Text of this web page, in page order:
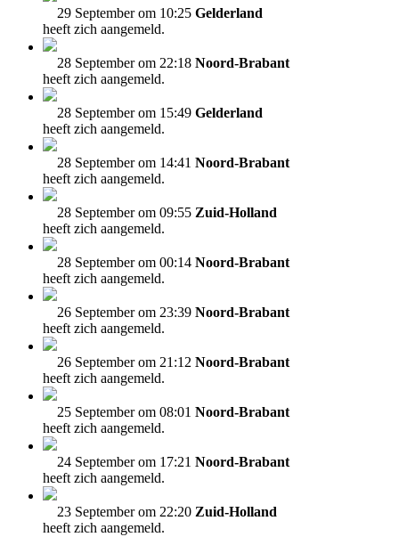
29 September om 10:25 Gelderland
heeft zich aangemeld.
28 September om 22:18 Noord-Brabant
heeft zich aangemeld.
28 September om 15:49 Gelderland
heeft zich aangemeld.
28 September om 14:41 Noord-Brabant
heeft zich aangemeld.
28 September om 09:55 Zuid-Holland
heeft zich aangemeld.
28 September om 00:14 Noord-Brabant
heeft zich aangemeld.
26 September om 23:39 Noord-Brabant
heeft zich aangemeld.
26 September om 21:12 Noord-Brabant
heeft zich aangemeld.
25 September om 08:01 Noord-Brabant
heeft zich aangemeld.
24 September om 17:21 Noord-Brabant
heeft zich aangemeld.
23 September om 22:20 Zuid-Holland
heeft zich aangemeld.